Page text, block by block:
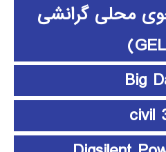
محلی گرانشی
Big
civil